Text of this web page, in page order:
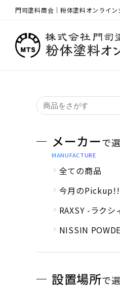
門司塗料商会｜粉体塗料オンライン
メーカーで
MANUFACTURE
全ての商品
今月のPickup!!
RAXSY -ラクシ
NISSIN
設置場所で